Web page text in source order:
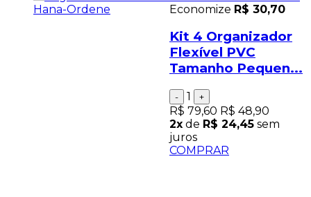
Economize R$ 30,70
Kit 4 Organizador
Flexível PVC
Tamanho Pequen...
- 1 +
R$ 79,60 R$ 48,90
2x de R$ 24,45 sem
juros
COMPRAR